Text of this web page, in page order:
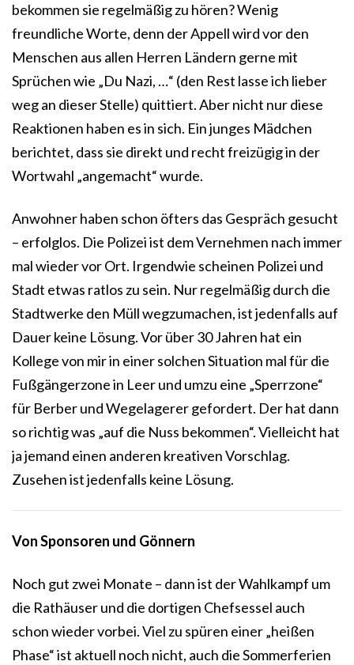
bekommen sie regelmäßig zu hören? Wenig
freundliche Worte, denn der Appell wird vor den
Menschen aus allen Herren Ländern gerne mit
Sprüchen wie „Du Nazi, …“ (den Rest lasse ich lieber
weg an dieser Stelle) quittiert. Aber nicht nur diese
Reaktionen haben es in sich. Ein junges Mädchen
berichtet, dass sie direkt und recht freizügig in der
Wortwahl „angemacht“ wurde.
Anwohner haben schon öfters das Gespräch gesucht
– erfolglos. Die Polizei ist dem Vernehmen nach immer
mal wieder vor Ort. Irgendwie scheinen Polizei und
Stadt etwas ratlos zu sein. Nur regelmäßig durch die
Stadtwerke den Müll wegzumachen, ist jedenfalls auf
Dauer keine Lösung. Vor über 30 Jahren hat ein
Kollege von mir in einer solchen Situation mal für die
Fußgängerzone in Leer und umzu eine „Sperrzone“
für Berber und Wegelagerer gefordert. Der hat dann
so richtig was „auf die Nuss bekommen“. Vielleicht hat
ja jemand einen anderen kreativen Vorschlag.
Zusehen ist jedenfalls keine Lösung.
Von Sponsoren und Gönnern
Noch gut zwei Monate – dann ist der Wahlkampf um
die Rathäuser und die dortigen Chefsessel auch
schon wieder vorbei. Viel zu spüren einer „heißen
Phase“ ist aktuell noch nicht, auch die Sommerferien